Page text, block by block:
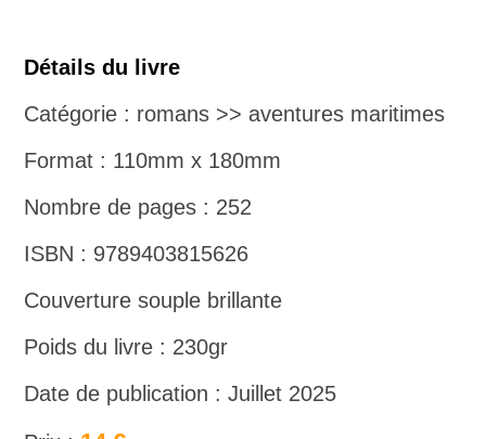
Détails du livre
Catégorie : romans >> aventures maritimes
Format : 110mm x 180mm
Nombre de pages : 252
ISBN : 9789403815626
Couverture souple brillante
Poids du livre : 230gr
Date de publication : Juillet 2025